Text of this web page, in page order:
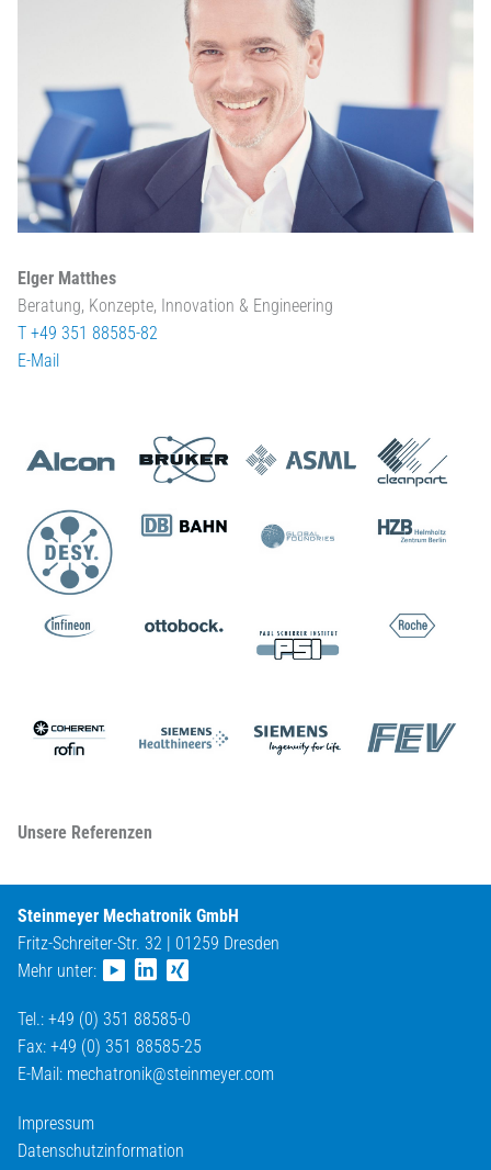
Elger Matthes
Beratung, Konzepte, Innovation & Engineering
T +49 351 88585-82
E-Mail
Unsere Referenzen
Steinmeyer Mechatronik GmbH
Fritz-Schreiter-Str. 32 | 01259 Dresden
Mehr unter:
Tel.: +49 (0) 351 88585-0
Fax: +49 (0) 351 88585-25
E-Mail: mechatronik@steinmeyer.com
Impressum
Datenschutzinformation